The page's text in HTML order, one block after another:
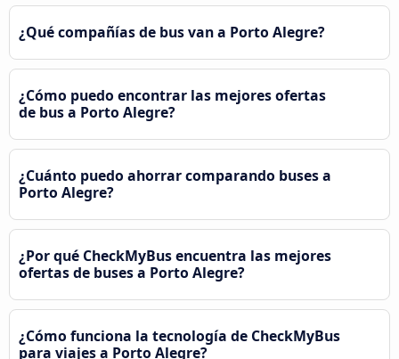
¿Qué compañías de bus van a Porto Alegre?
¿Cómo puedo encontrar las mejores ofertas
de bus a Porto Alegre?
¿Cuánto puedo ahorrar comparando buses a
Porto Alegre?
¿Por qué CheckMyBus encuentra las mejores
ofertas de buses a Porto Alegre?
¿Cómo funciona la tecnología de CheckMyBus
para viajes a Porto Alegre?